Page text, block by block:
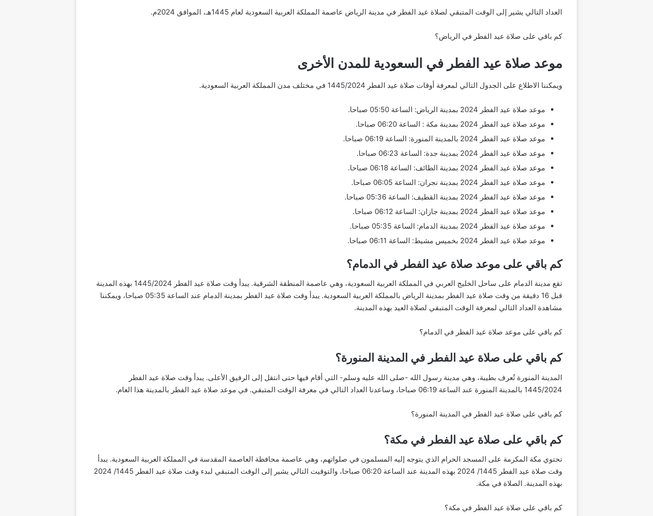
العداد التالي يشير إلى الوقت المتبقي لصلاة عيد الفطر في مدينة الرياض عاصمة المملكة العربية السعودية لعام 1445هـ، الموافق 2024م.
كم باقي على صلاة عيد الفطر في الرياض؟
موعد صلاة عيد الفطر في السعودية للمدن الأخرى
ويمكننا الاطلاع على الجدول التالي لمعرفة أوقات صلاة عيد الفطر 1445/2024 في مختلف مدن المملكة العربية السعودية.
موعد صلاة عيد الفطر 2024 بمدينة الرياض: الساعة 05:50 صباحا.
موعد صلاة عيد الفطر 2024 بمدينة مكة : الساعة 06:20 صباحا.
موعد صلاة عيد الفطر 2024 بالمدينة المنورة: الساعة 06:19 صباحا.
موعد صلاة عيد الفطر 2024 بمدينة جدة: الساعة 06:23 صباحا.
موعد صلاة عيد الفطر 2024 بمدينة الطائف: الساعة 06:18 صباحا.
موعد صلاة عيد الفطر 2024 بمدينة نجران: الساعة 06:05 صباحا.
موعد صلاة عيد الفطر 2024 بمدينة القطيف: الساعة 05:36 صباحا.
موعد صلاة عيد الفطر 2024 بمدينة جازان: الساعة 06:12 صباحا.
موعد صلاة عيد الفطر 2024 بمدينة الدمام: الساعة 05:35 صباحا.
موعد صلاة عيد الفطر 2024 بخميس مشيط: الساعة 06:11 صباحا.
كم باقي على موعد صلاة عيد الفطر في الدمام؟
تقع مدينة الدمام على ساحل الخليج العربي في المملكة العربية السعودية، وهي عاصمة المنطقة الشرقية. يبدأ وقت صلاة عيد الفطر 1445/2024 بهذه المدينة
قبل 16 دقيقة من وقت صلاة عيد الفطر بمدينة الرياض بالمملكة العربية السعودية. يبدأ وقت صلاة عيد الفطر بمدينة الدمام عند الساعة 05:35 صباحا، ويمكننا
مشاهدة العداد التالي لمعرفة الوقت المتبقي لصلاة العيد بهذه المدينة.
كم باقي على موعد صلاة عيد الفطر في الدمام؟
كم باقي على صلاة عيد الفطر في المدينة المنورة؟
المدينة المنورة تُعرف بطيبة، وهي مدينة رسول الله -صلى الله عليه وسلم- التي أقام فيها حتى انتقل إلى الرفيق الأعلى. يبدأ وقت صلاة عيد الفطر
1445/2024 بالمدينة المنورة عند الساعة 06:19 صباحا، وساعدنا العداد التالي في معرفة الوقت المتبقي. في موعد صلاة عيد الفطر بالمدينة هذا العام.
كم باقي على صلاة عيد الفطر في المدينة المنورة؟
كم باقي على صلاة عيد الفطر في مكة؟
تحتوي مكة المكرمة على المسجد الحرام الذي يتوجه إليه المسلمون في صلواتهم، وهي عاصمة محافظة العاصمة المقدسة في المملكة العربية السعودية. يبدأ
وقت صلاة عيد الفطر 1445/ 2024 بهذه المدينة عند الساعة 06:20 صباحا، والتوقيت التالي يشير إلى الوقت المتبقي لبدء وقت صلاة عيد الفطر 1445/ 2024
بهذه المدينة. الصلاة في مكة.
كم باقي على صلاة عيد الفطر في مكة؟